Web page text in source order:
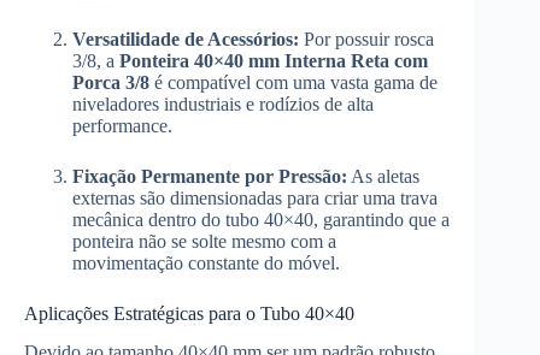
Versatilidade de Acessórios: Por possuir rosca
3/8, a Ponteira 40×40 mm Interna Reta com
Porca 3/8 é compatível com uma vasta gama de
niveladores industriais e rodízios de alta
performance.
Fixação Permanente por Pressão: As aletas
externas são dimensionadas para criar uma trava
mecânica dentro do tubo 40×40, garantindo que a
ponteira não se solte mesmo com a
movimentação constante do móvel.
Aplicações Estratégicas para o Tubo 40×40